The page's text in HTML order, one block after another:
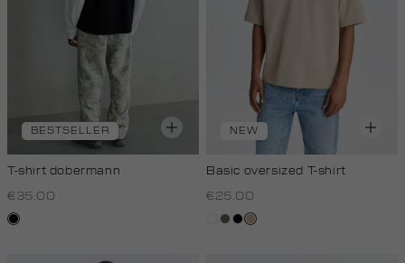
BESTSELLER
T-shirt dobermann
€35.00
zwart
NEW
Basic oversized T-shirt
€25.00
witlichtbruin
zwart
tan